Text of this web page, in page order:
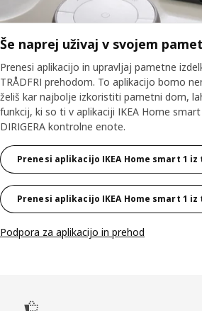
Še naprej uživaj v svojem
Prenesi aplikacijo in upravljaj pametne
TRÅDFRI prehodom. To aplikacijo bomo
želiš kar najbolje izkoristiti pametni dom,
funkcij, ki so ti v aplikaciji IKEA Home
DIRIGERA kontrolne enote.
Prenesi aplikacijo IKEA Home smart 1
Prenesi aplikacijo IKEA Home smart 1
Podpora za aplikacijo in prehod